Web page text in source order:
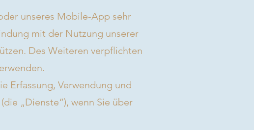
unseres Mobile-App sehr
mit der Nutzung unserer
Des Weiteren verpflichten
Erfassung, Verwendung und
„Dienste“), wenn Sie über